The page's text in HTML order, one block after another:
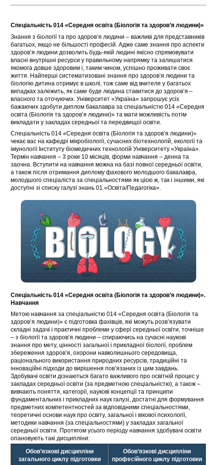
Спеціальність 014 «Середня освіта (Біологія та здоров’я людини)»
Знання з біології та про здоров’я людини – важливі для представників
багатьох, якщо не більшості професій. Адже саме знання про аспекти
здоров’я людини дозволить будь-якій людині якісно спрямовувати
власні внутрішні ресурси у правильному напрямку та залишатися
якомога довше здоровим і, таким чином, успішно проживати своє
життя. Найперші систематизовані знання про здоров’я людини та
біологію дитина отримує в школі, тож саме від вчителя у багатьох
випадках залежить, як саме буде людина ставитися до здоров’я –
власного та оточуючих. Університет «Україна» запрошує усіх
бажаючих здобути диплом бакалавра за спеціальністю 014 «Середня
освіта (Біологія та здоров’я людини)» та мати можливість потім
викладати у закладах середньої та передвищої освіти.
Спеціальність 014 «Середня освіта (Біологія та здоров’я людини)»
чекає вас на кафедрі мікробіології, сучасних біотехнологій, екології та
імунології Інституту біомедичних технологій Університету «Україна».
Термін навчання – 3 роки 10 місяців, форми навчання – денна та
заочна. Вступити на навчання можна на базі повної середньої освіти,
а також після отримання диплому фахового молодшого бакалавра,
молодшого спеціаліста за спеціальностями як цією ж, так і іншими, які
доступні зі списку галузі знань 01 «Освіта/Педагогіка».
Спеціальність 014 «Середня освіта (Біологія та здоров’я людини)».
Навчання
Метою навчання за спеціальністю 014 «Середня освіта (Біологія та
здоров’я людини)» є підготовка фахівців, які можуть розв’язувати
складні задачі і практичні проблеми у сфері середньої освіти, точніше
– з біології та здоров’я людини – спираючись на сучасні наукові
знання про мету, цінності загальної і прикладної біології, проблем
збереження здоров’я, охорони навколишнього середовища,
раціонального використання природних ресурсів, традиційні та
інноваційні підходи до вирішення пов’язаних із цим завдань.
Здобувачі освіти дізнаються багато важливого про освітній процес у
закладах середньої освіти (за предметною спеціальністю), а також –
вивчають поняття, категорії, наукові концепції та принципи
фундаментальних і прикладних наук галузі, достатні для формування
предметних компетентностей за відповідними спеціальностями,
теоретичні основи наук про освіту, загальної і вікової психології,
методики навчання (за спеціальностями) у закладах загальної
середньої освіти. Протягом усього періоду навчання здобувачі освіти
опановують такі дисципліни:
Обов’язкові дисципліни
загального циклу підготовки
Обов’язкові дисципліни
професійного циклу підготовки